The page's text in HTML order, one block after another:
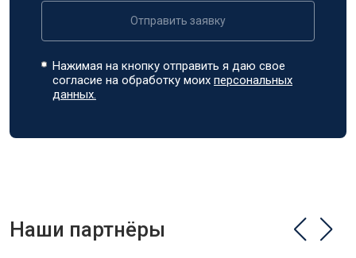
Отправить заявку
Нажимая на кнопку отправить я даю свое
согласие на обработку моихперсональных
данных.
Наши партнёры